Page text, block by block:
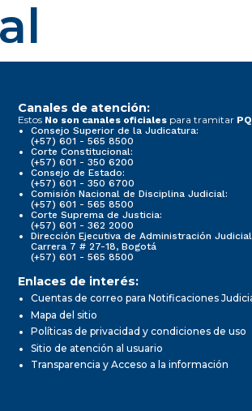
Canales de atención:
Estos No son canales oficiales para tramitar
Consejo Superior de la Judicatura:
(+57) 601 - 565 8500
Corte Constitucional:
(+57) 601 - 350 6200
Consejo de Estado:
(+57) 601 - 350 6700
Comisión Nacional de Disciplina Judicial:
(+57) 601 - 565 8500
Corte Suprema de Justicia:
(+57) 601 - 362 2000
Dirección Ejecutiva de Administración Judicial
Carrera 7 # 27-18, Bogotá
(+57) 601 - 565 8500
Enlaces de interés:
Cuentas de correo para Notificaciones
Mapa del sitio
Políticas de privacidad y condiciones de uso
Sitio de atención al usuario
Transparencia y Acceso a la información